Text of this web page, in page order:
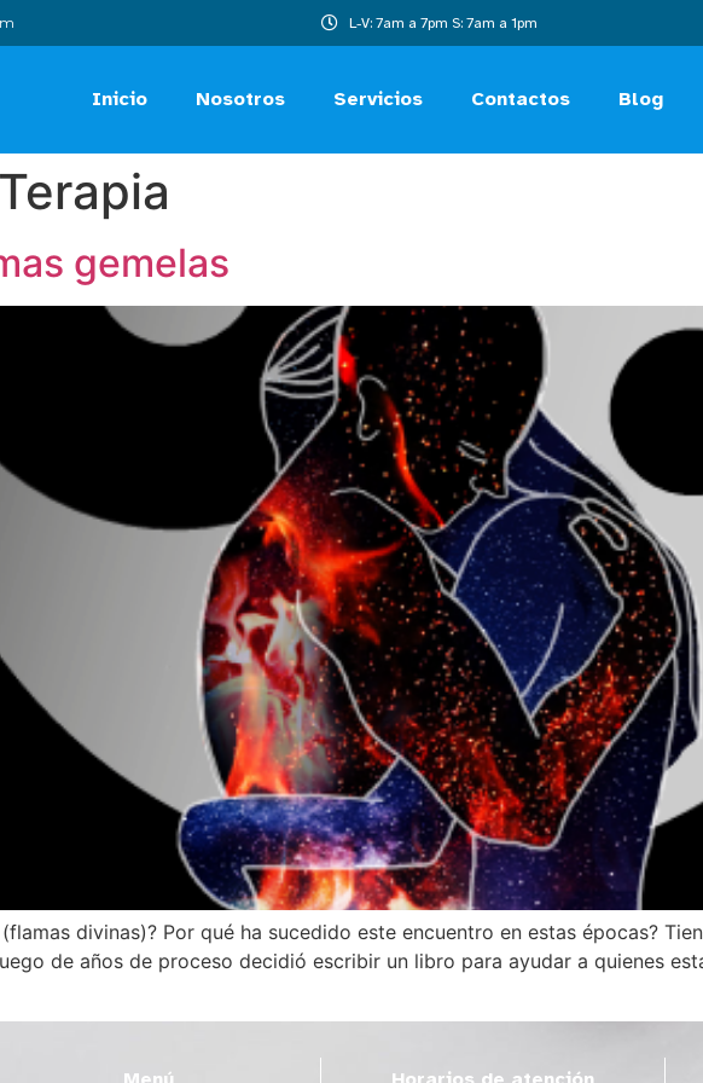
L-V: 7am a 7pm S: 7am a 1pm
Inicio Nosotros Servicios Contactos Blog
Terapia
gemelas
divinas)? Por qué ha sucedido este encuentro en estas épocas?
de años de proceso decidió escribir un libro para ayudar a quienes